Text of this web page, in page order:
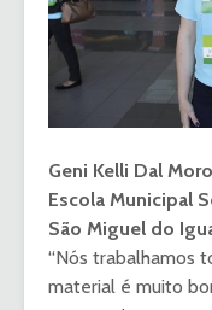
Geni Kelli Dal
Escola Municipal
São Miguel do
“Nós trabalhamos
material é muito